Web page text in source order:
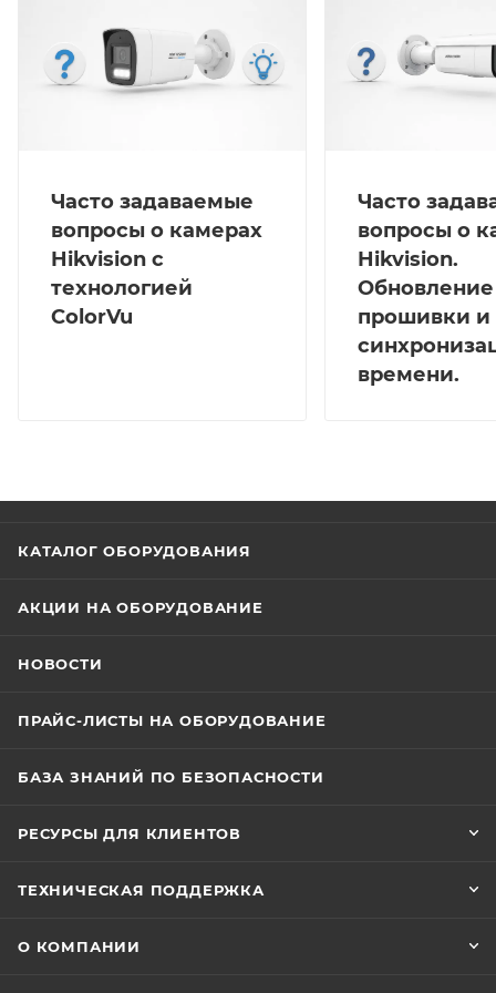
Часто задаваемые
вопросы о камерах
Hikvision с
технологией
ColorVu
Часто
вопросы о
Hikvision.
Обновление
прошивки и
времени.
КАТАЛОГ ОБОРУДОВАНИЯ
АКЦИИ НА ОБОРУДОВАНИЕ
НОВОСТИ
ПРАЙС-ЛИСТЫ НА ОБОРУДОВАНИЕ
БАЗА ЗНАНИЙ ПО БЕЗОПАСНОСТИ
РЕСУРСЫ ДЛЯ КЛИЕНТОВ
ТЕХНИЧЕСКАЯ ПОДДЕРЖКА
О КОМПАНИИ